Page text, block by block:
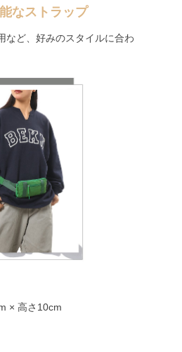
なストラップ
など、好みのスタイルに合わ
× 高さ10cm